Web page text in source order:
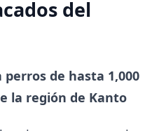
del
de hasta 1,000
la región de Kanto